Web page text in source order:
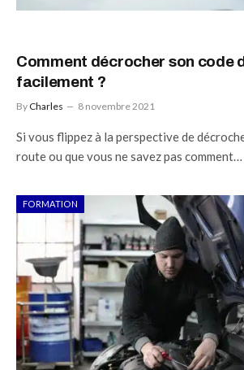
Comment décrocher son code
facilement ?
By Charles 8 novembre 2021
Si vous flippez à la perspective de
route ou que vous ne savez pas comment…
FORMATION